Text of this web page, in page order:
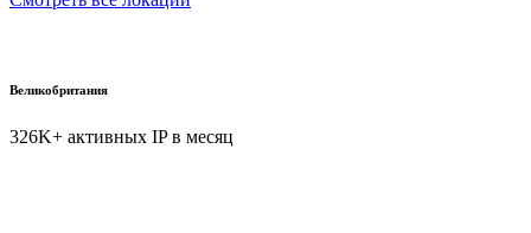
Великобритания
326K+ активных IP в месяц